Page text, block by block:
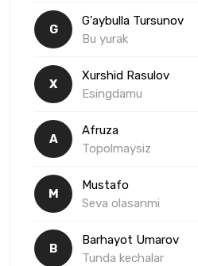
G
G'aybulla Tursunov
Bu yurak
X
Xurshid Rasulov
Esingdamu
A
Afruza
Topolmaysiz
M
Mustafo
Seva olasanmi
B
Barhayot Umarov
Tunda kechalar